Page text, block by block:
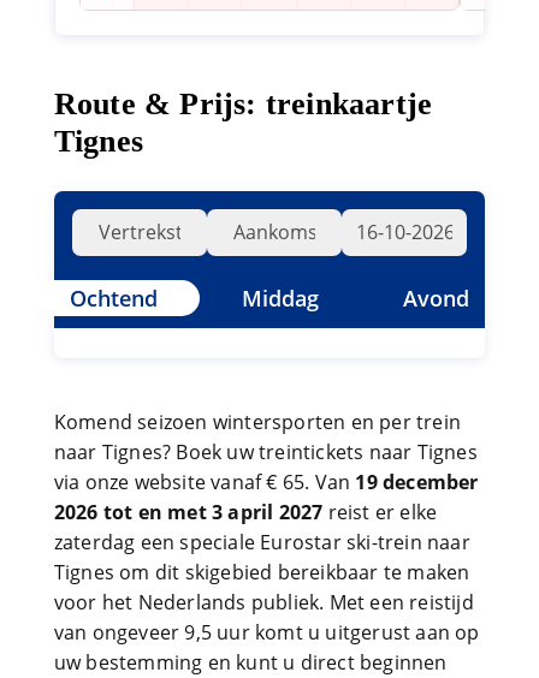
Route & Prijs: treinkaartje
Tignes
Ochtend Middag Avond
Komend seizoen wintersporten en per trein
naar Tignes? Boek uw treintickets naar Tignes
via onze website vanaf € 65. Van 19 december
2026 tot en met 3 april 2027 reist er elke
zaterdag een speciale Eurostar ski-trein naar
Tignes om dit skigebied bereikbaar te maken
voor het Nederlands publiek. Met een reistijd
van ongeveer 9,5 uur komt u uitgerust aan op
uw bestemming en kunt u direct beginnen